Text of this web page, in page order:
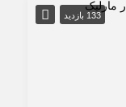
133 بازدید